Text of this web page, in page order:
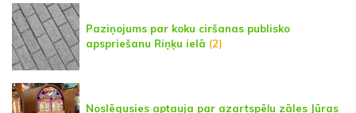
Paziņojums par koku ciršanas publisko
apspriešanu Riņķu ielā (2)
Noslēgusies aptauja par azartspēļu zāles Jūras